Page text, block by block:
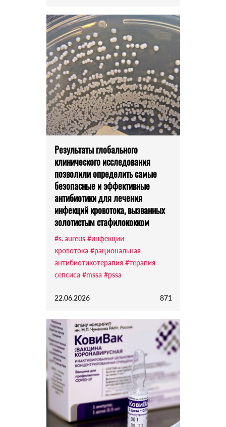
Результаты глобального
клинического исследования
позволили определить самые
безопасные и эффективные
антибиотики для лечения
инфекций кровотока, вызванных
золотистым стафилококком
#s. aureus #инфекции
кровотока #рациональная
антибиотикотерапия #терапия
сепсиса #mssa #pssa
22.06.2026 871